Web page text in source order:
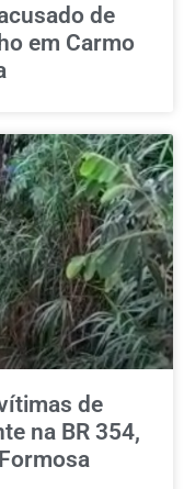
de
em Carmo
de
na BR 354,